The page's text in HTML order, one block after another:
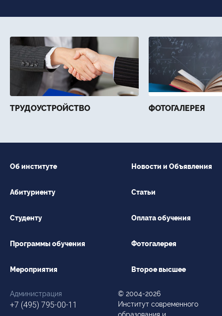
ТРУДОУСТРОЙСТВО ФОТОГАЛЕРЕЯ
Об институте
Абитуриенту
Студенту
Программы обучения
Мероприятия
Новости и Объявления
Статьи
Оплата обучения
Фотогалерея
Второе высшее
Администрация
+7 (495) 795-00-11
© 2004-2026
Институт современного